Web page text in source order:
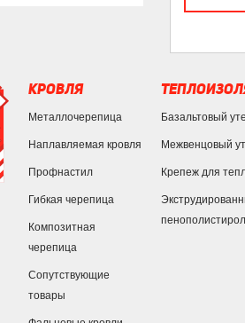
КРОВЛЯ
Металлочерепица
Наплавляемая кровля
Профнастил
Гибкая черепица
Композитная
черепица
Сопутствующие
товары
Базальтовый
Межвенцовый
Крепеж для
пенополистирол